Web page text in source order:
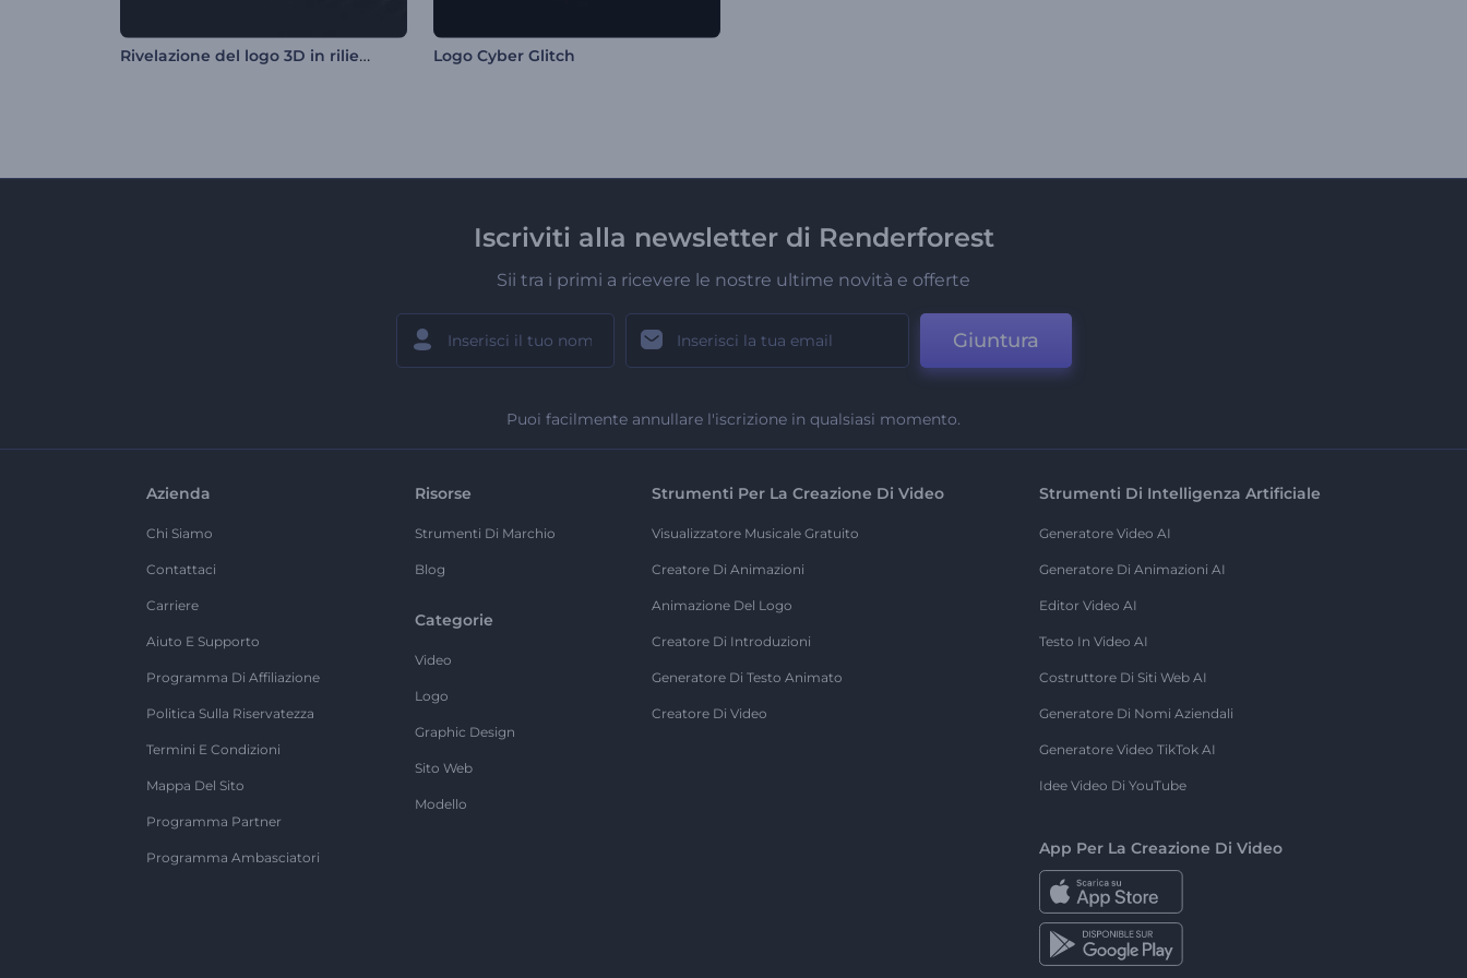
Rivelazione del logo 3D in rilievo Logo Cyber Glitch
Iscriviti alla newsletter di Renderforest
Sii tra i primi a ricevere le nostre ultime novità e offerte
Giuntura
Puoi facilmente annullare l'iscrizione in qualsiasi momento.
Azienda
Chi Siamo
Contattaci
Carriere
Aiuto E Supporto
Programma Di Affiliazione
Politica Sulla Riservatezza
Termini E Condizioni
Mappa Del Sito
Programma Partner
Programma Ambasciatori
Risorse
Strumenti Di Marchio
Blog
Categorie
Video
Logo
Graphic Design
Sito Web
Modello
Strumenti Per La Creazione Di Video
Visualizzatore Musicale Gratuito
Creatore Di Animazioni
Animazione Del Logo
Creatore Di Introduzioni
Generatore Di Testo Animato
Creatore Di Video
Strumenti Di Intelligenza Artificiale
Generatore Video AI
Generatore Di Animazioni AI
Editor Video AI
Testo In Video AI
Costruttore Di Siti Web AI
Generatore Di Nomi Aziendali
Generatore Video TikTok AI
Idee Video Di YouTube
App Per La Creazione Di Video